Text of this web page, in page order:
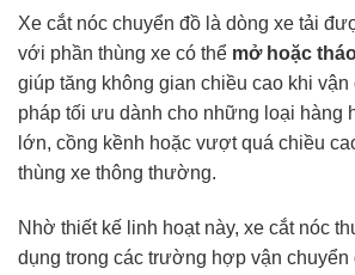
Xe cắt nóc chuyển đồ là dòng xe tải
với phần thùng xe có thể mở hoặc
giúp tăng không gian chiều cao khi
pháp tối ưu dành cho những loại hàng
lớn, cồng kềnh hoặc vượt quá chiều
thùng xe thông thường.
Nhờ thiết kế linh hoạt này, xe cắt nóc
dụng trong các trường hợp vận chuyển